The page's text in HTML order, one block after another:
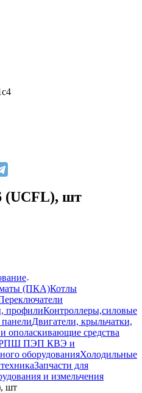
(UCFL), шт
(ПКА)Котлы
профилиКонтроллеры,силовые
Двигатели, крыльчатки,
средства
ПЭП КВЭ и
оборудованияХолодильные
Запчасти для
и измельчения
шт